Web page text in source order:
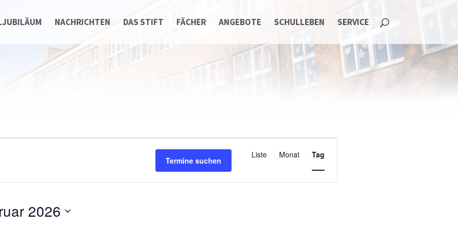
NACHRICHTEN DAS STIFT FÄCHER ANGEBOTE SCHULLEBEN SERVICE
Termine suchen
Ansichten-
Navigation
Liste Monat Tag
2026